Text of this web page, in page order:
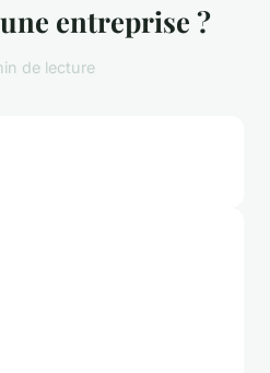
entreprise ?
de lecture